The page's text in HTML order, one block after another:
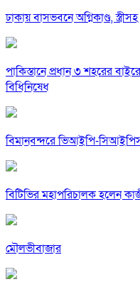
ঢাকায় বাসভবনে অগ্নিকাণ্ড,
পাকিস্তানে প্রধান ৩ শহরের
বিধিনিষেধ
বিমানবন্দরে ভিআইপি-
বিটিভির মহাপরিচালক হলেন
মৌলভীবাজার